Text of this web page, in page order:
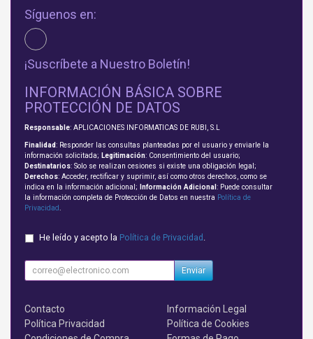
Síguenos en:
¡Suscríbete a Nuestro Boletín!
INFORMACIÓN BÁSICA SOBRE
PROTECCIÓN DE DATOS
Responsable: APLICACIONES INFORMATICAS DE RUBI, S.L
Finalidad: Responder las consultas planteadas por el usuario y enviarle la
información solicitada; Legitimación: Consentimiento del usuario;
Destinatarios: Solo se realizan cesiones si existe una obligación legal;
Derechos: Acceder, rectificar y suprimir, así como otros derechos, como se
indica en la información adicional;
Información Adicional : Puede consultar
la información completa de Protección de Datos en nuestra Política de
Privacidad
He leído y acepto la Política de Privacidad
Enviar
Contacto
Información Legal
Política Privacidad
Política de Cookies